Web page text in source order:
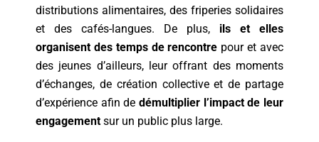
distributions alimentaires, des friperies solidaires
et des cafés-langues. De plus, ils et elles
organisent des temps de rencontre pour et avec
des jeunes d’ailleurs, leur offrant des moments
d’échanges, de création collective et de partage
d’expérience afin de démultiplier l’impact de leur
engagement sur un public plus large.